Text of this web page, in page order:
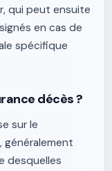
qui peut ensuite
en cas de
spécifique
décès ?
sur le
généralement
desquelles